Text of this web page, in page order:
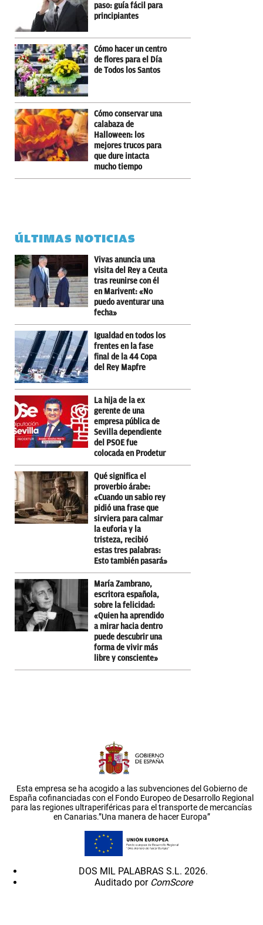
paso: guía fácil para
principiantes
Cómo hacer un centro
de flores para el Día
de Todos los Santos
Cómo conservar una
calabaza de
Halloween: los
mejores trucos para
que dure intacta
mucho tiempo
ÚLTIMAS NOTICIAS
Vivas anuncia una
visita del Rey a Ceuta
tras reunirse con él
en Marivent: «No
puedo aventurar una
fecha»
Igualdad en todos los
frentes en la fase
final de la 44 Copa
del Rey Mapfre
La hija de la ex
gerente de una
empresa pública de
Sevilla dependiente
del PSOE fue
colocada en Prodetur
Qué significa el
proverbio árabe:
«Cuando un sabio rey
pidió una frase que
sirviera para calmar
la euforia y la
tristeza, recibió
estas tres palabras:
Esto también pasará»
María Zambrano,
escritora española,
sobre la felicidad:
«Quien ha aprendido
a mirar hacia dentro
puede descubrir una
forma de vivir más
libre y consciente»
Esta empresa se ha acogido a las subvenciones del Gobierno de
España cofinanciadas con el Fondo Europeo de Desarrollo Regional
para las regiones ultraperiféricas para el transporte de mercancías
en Canarias.”Una manera de hacer Europa”
DOS MIL PALABRAS S.L. 2026.
Auditado por ComScore